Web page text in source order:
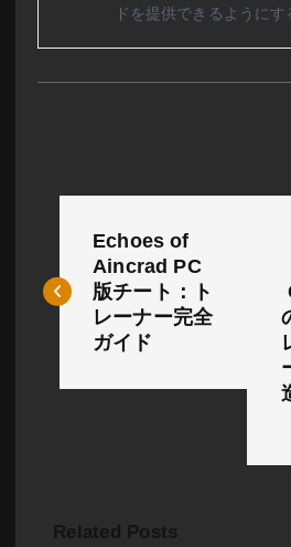
ドを提供できるようにす
ナ
ゲ
ョ
Echoes of
Aincrad PC
版チート：ト
レーナー完全
ガイド
Related Posts